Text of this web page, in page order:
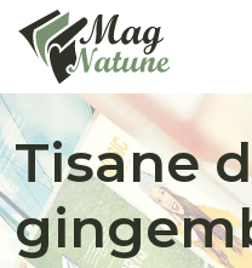
Tisane